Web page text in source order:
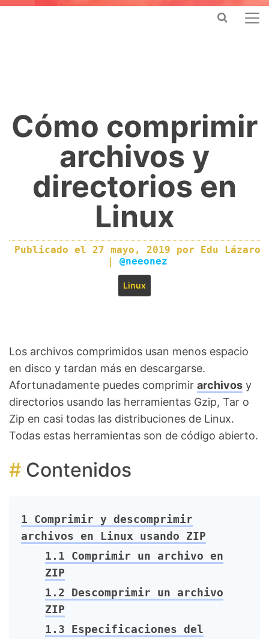
Cómo comprimir
archivos y
directorios en
Linux
Publicado el 27 mayo, 2019 por Edu Lázaro
| @neeonez
Linux
Los archivos comprimidos usan menos espacio
en disco y tardan más en descargarse.
Afortunadamente puedes comprimir archivos y
directorios usando las herramientas Gzip, Tar o
Zip en casi todas las distribuciones de Linux.
Todas estas herramientas son de código abierto.
Contenidos
1 Comprimir y descomprimir
archivos en Linux usando ZIP
1.1 Comprimir un archivo en
ZIP
1.2 Descomprimir un archivo
ZIP
1.3 Especificaciones del